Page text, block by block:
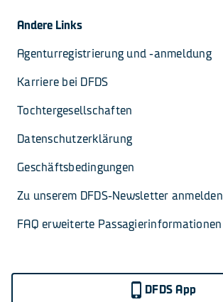
Andere Links
Agenturregistrierung und -anmeldung
Karriere bei DFDS
Tochtergesellschaften
Datenschutzerklärung
Geschäftsbedingungen
Zu unserem DFDS-Newsletter anmelden
FAQ erweiterte Passagierinformationen
DFDS App